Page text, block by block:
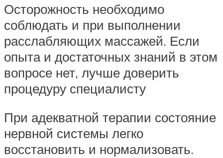
Осторожность необходимо
соблюдать и при выполнении
расслабляющих массажей. Если
опыта и достаточных знаний в этом
вопросе нет, лучше доверить
процедуру специалисту
При адекватной терапии состояние
нервной системы легко
восстановить и нормализовать.